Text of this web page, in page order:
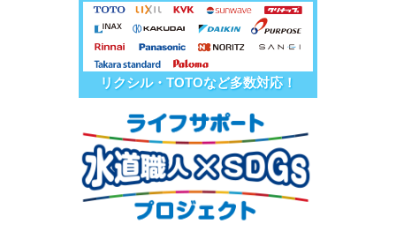
リクシル・TOTOなど多数対応！